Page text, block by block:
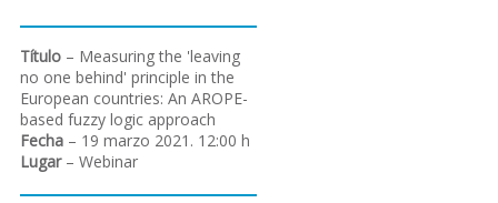
Título– Measuring the 'leaving
no one behind' principle in the
European countries: An AROPE-
based fuzzy logic approach
Fecha– 19 marzo 2021. 12:00 h
Lugar– Webinar